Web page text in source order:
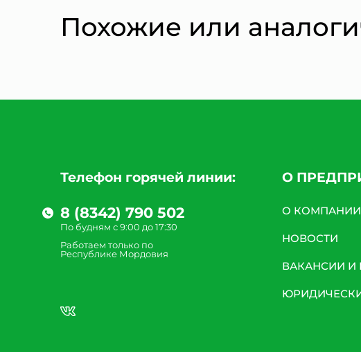
Похожие или
Телефон горячей линии:
8 (8342) 790 502
По будням с 9:00 до 17:30
Работаем только по
Республике Мордовия
О
О КОМПАНИИ
НОВОСТИ
ВАКАНСИИ И